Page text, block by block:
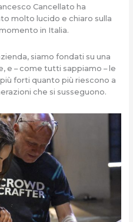
Cancellato ha
molto lucido e chiaro sulla
in Italia.
siamo fondati su una
e – come tutti sappiamo – le
forti quanto più riescono a
che si susseguono.